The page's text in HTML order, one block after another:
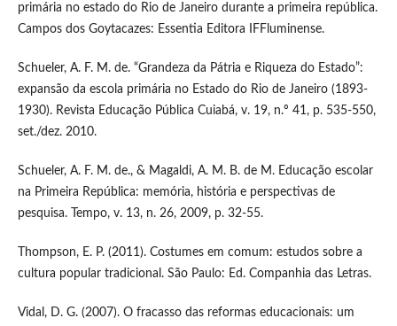
primária no estado do Rio de Janeiro durante a primeira república.
Campos dos Goytacazes: Essentia Editora IFFluminense.
Schueler, A. F. M. de. “Grandeza da Pátria e Riqueza do Estado”:
expansão da escola primária no Estado do Rio de Janeiro (1893-
1930). Revista Educação Pública Cuiabá, v. 19, n.º 41, p. 535-550,
set./dez. 2010.
Schueler, A. F. M. de., & Magaldi, A. M. B. de M. Educação escolar
na Primeira República: memória, história e perspectivas de
pesquisa. Tempo, v. 13, n. 26, 2009, p. 32-55.
Thompson, E. P. (2011). Costumes em comum: estudos sobre a
cultura popular tradicional. São Paulo: Ed. Companhia das Letras.
Vidal, D. G. (2007). O fracasso das reformas educacionais: um